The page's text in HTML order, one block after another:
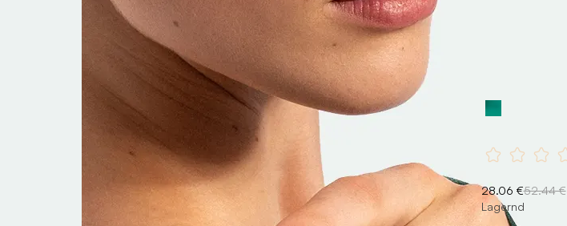
28.06 €52.44 €
Lagernd